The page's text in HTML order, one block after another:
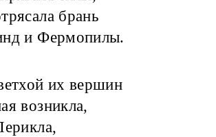
брань
и Фермопилы.
их вершин
возникла,